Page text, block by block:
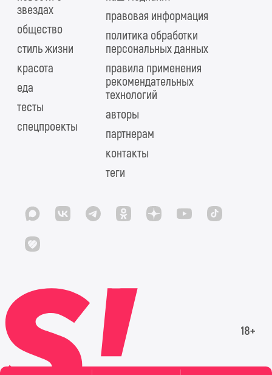
звездах
общество
стиль жизни
красота
еда
тесты
спецпроекты
правовая информация
политика обработки
персональных данных
правила применения
рекомендательных
технологий
авторы
партнерам
контакты
теги